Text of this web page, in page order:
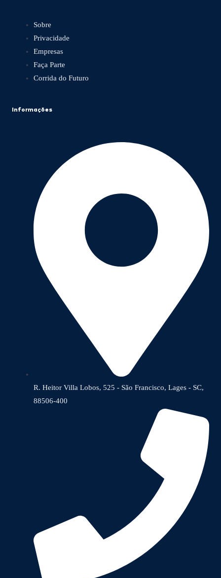
Sobre
Privacidade
Empresas
Faça Parte
Corrida do Futuro
Informações
R. Heitor Villa Lobos, 525 - São Francisco, Lages - SC,
88506-400